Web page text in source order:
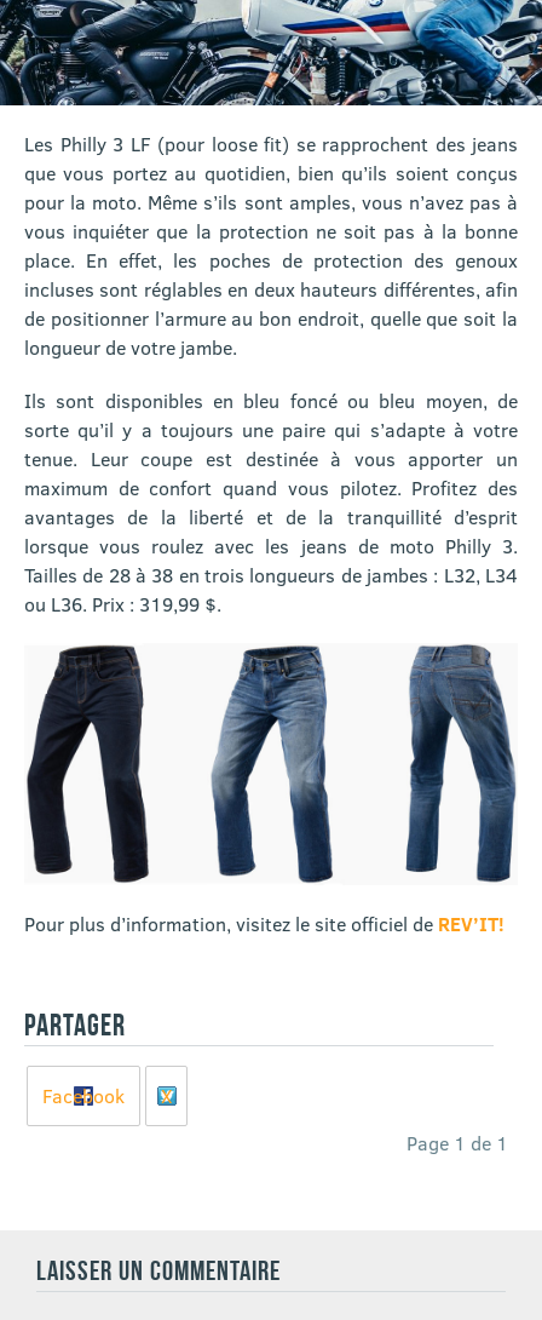
Les Philly 3 LF (pour loose fit) se rapprochent des jeans
que vous portez au quotidien, bien qu’ils soient conçus
pour la moto. Même s’ils sont amples, vous n’avez pas à
vous inquiéter que la protection ne soit pas à la bonne
place. En effet, les poches de protection des genoux
incluses sont réglables en deux hauteurs différentes, afin
de positionner l’armure au bon endroit, quelle que soit la
longueur de votre jambe.
Ils sont disponibles en bleu foncé ou bleu moyen, de
sorte qu’il y a toujours une paire qui s’adapte à votre
tenue. Leur coupe est destinée à vous apporter un
maximum de confort quand vous pilotez. Profitez des
avantages de la liberté et de la tranquillité d’esprit
lorsque vous roulez avec les jeans de moto Philly 3.
Tailles de 28 à 38 en trois longueurs de jambes : L32, L34
ou L36. Prix : 319,99 $.
Pour plus d’information, visitez le site officiel de REV’IT!
PARTAGER
Facebook
X
Page 1 de 1
LAISSER UN COMMENTAIRE